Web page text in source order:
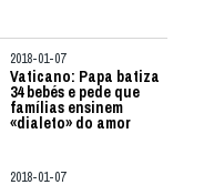
2018-01-07
Vaticano: Papa batiza
34 bebés e pede que
famílias ensinem
«dialeto» do amor
2018-01-07